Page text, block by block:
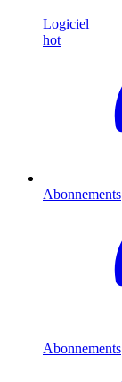
Logiciel
hot
Abonnements
Abonnements